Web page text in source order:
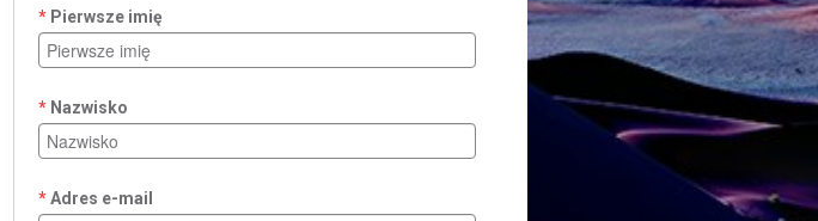
Pierwsze imię
Nazwisko
Adres e-mail